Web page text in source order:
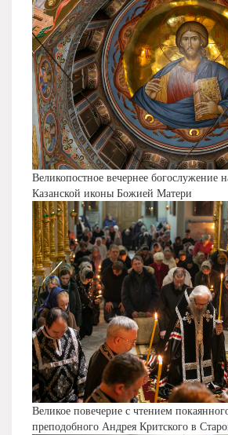
Великопостное вечернее богослужение
Казанской иконы Божией Матери
Великое повечерие с чтением
преподобного Андрея Критского в